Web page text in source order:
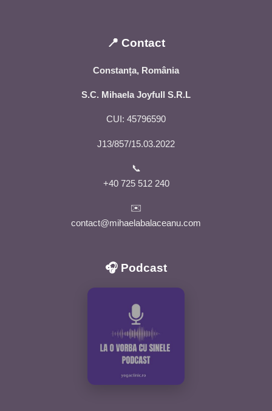
📍 Contact
Constanța, România
S.C. Mihaela Joyfull S.R.L
CUI: 45796590
J13/857/15.03.2022
📞
+40 725 512 240
✉️
contact@mihaelabalaceanu.com
🎧 Podcast